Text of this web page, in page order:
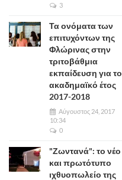
3
Τα ονόματα των
επιτυχόντων της
Φλώρινας στην
τριτοβάθμια
εκπαίδευση για το
ακαδημαϊκό έτος
2017-2018
Αύγουστος 24, 2017
10:34
0
"Ζωντανά": το νέο
και πρωτότυπο
ιχθυοπωλείο της